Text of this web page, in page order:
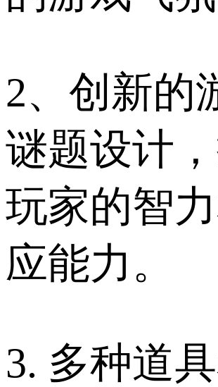
2、创新的
谜题设计
玩家的智
应能力。
3. 多种道